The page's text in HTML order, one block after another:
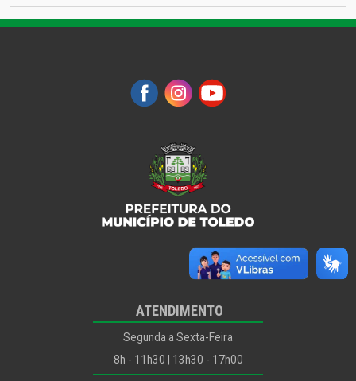
ATENDIMENTO
Segunda a Sexta-Feira
8h - 11h30 | 13h30 - 17h00